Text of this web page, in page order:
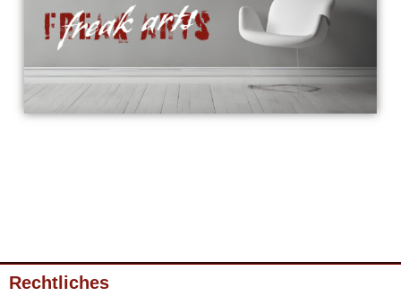
Rechtliches